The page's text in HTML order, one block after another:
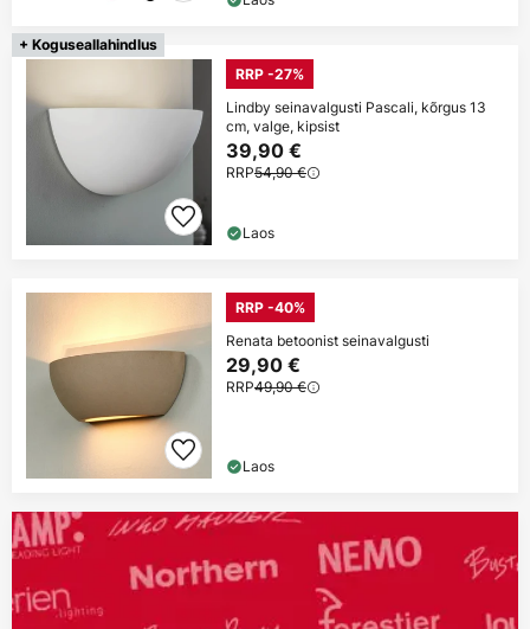
+ Koguseallahindlus
RRP -27%
Lindby seinavalgusti Pascali, kõrgus 13
cm, valge, kipsist
39,90 €
RRP54,90 €
Laos
RRP -40%
Renata betoonist seinavalgusti
29,90 €
RRP49,90 €
Laos